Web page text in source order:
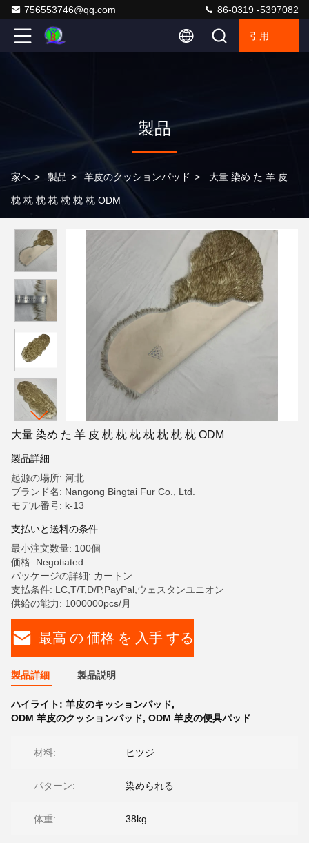
756553746@qq.com 86-0319 -5397082
引用
製品
家へ > 製品 > 羊皮のクッションパッド > 大量 染め た 羊 皮
枕 枕 枕 枕 枕 枕 枕 ODM
大量 染め た 羊 皮 枕 枕 枕 枕 枕 枕 枕 ODM
製品詳細
起源の場所: 河北
ブランド名: Nangong Bingtai Fur Co., Ltd.
モデル番号: k-13
支払いと送料の条件
最小注文数量: 100個
価格: Negotiated
パッケージの詳細: カートン
支払条件: LC,T/T,D/P,PayPal,ウェスタンユニオン
供給の能力: 1000000pcs/月
最高 の 価格 を 入手 する
製品詳細 製品説明
ハイライト: 羊皮のキッションパッド,
ODM 羊皮のクッションパッド, ODM 羊皮の便具パッド
材料: ヒツジ
パターン: 染められる
体重: 38kg